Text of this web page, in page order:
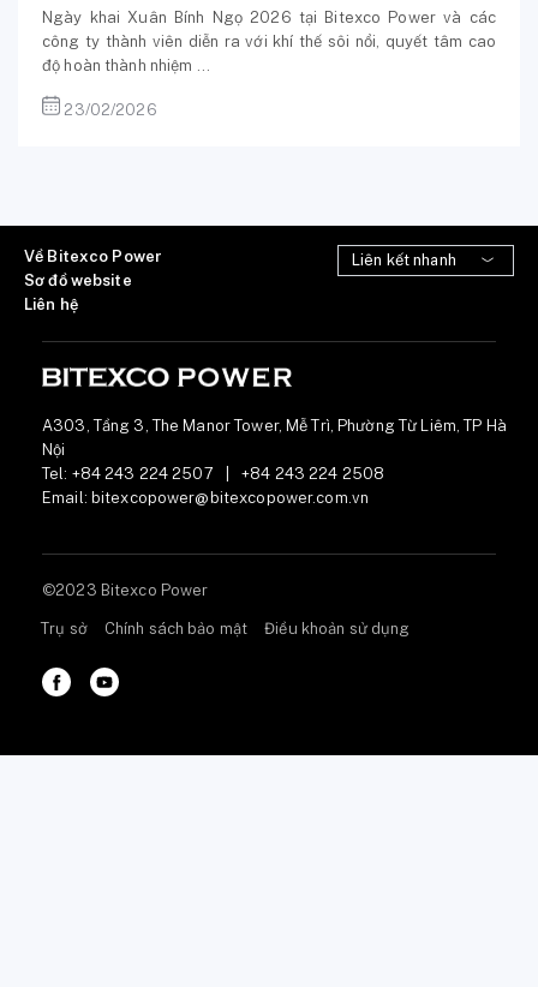
Ngày khai Xuân Bính Ngọ 2026 tại Bitexco Power và các
công ty thành viên diễn ra với khí thế sôi nổi, quyết tâm cao
độ hoàn thành nhiệm ...
23/02/2026
Về Bitexco Power
Sơ đồ website
Liên hệ
A303, Tầng 3, The Manor Tower, Mễ Trì, Phường Từ Liêm, TP Hà
Nội
Tel: +84 243 224 2507
+84 243 224 2508
Email: bitexcopower@bitexcopower.com.vn
©2023 Bitexco Power
Trụ sở Chính sách bảo mật Điều khoản sử dụng